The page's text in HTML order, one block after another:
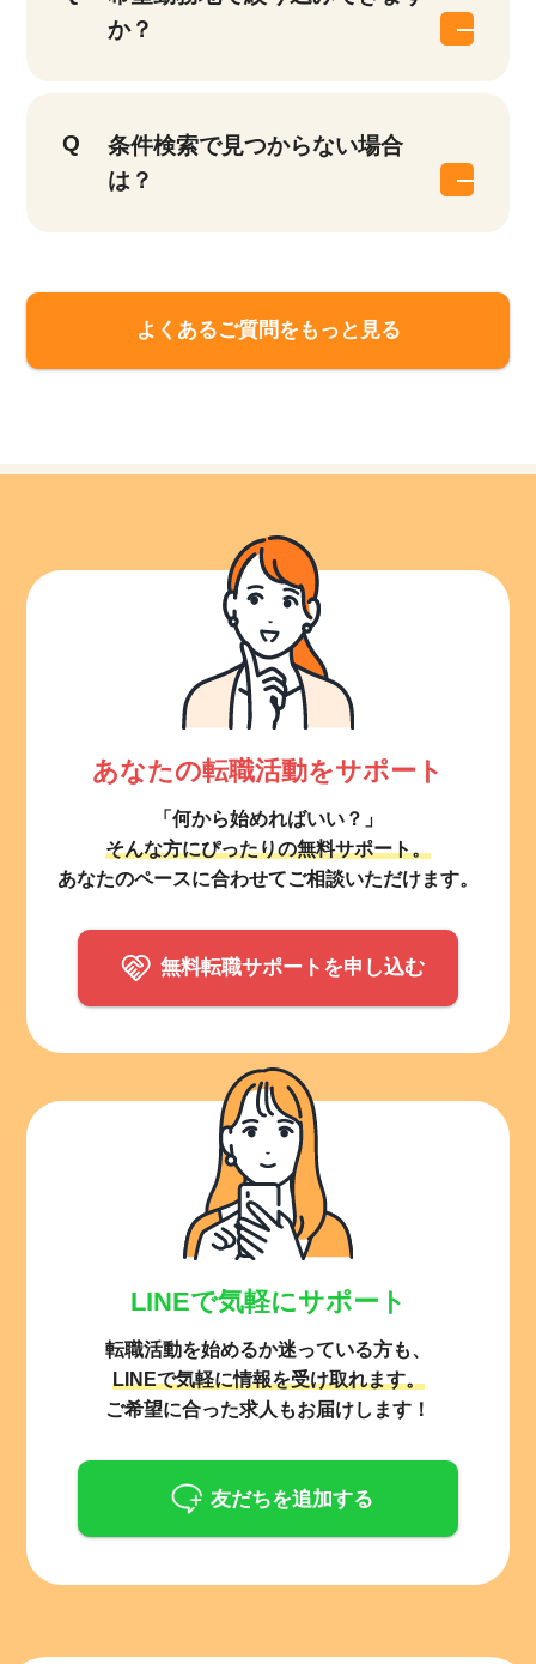
か？
条件検索で見つからない場合
は？
よくあるご質問をもっと見る
あなたの転職活動をサポート
「何から始めればいい？」
そんな方にぴったりの無料サポート。
あなたのペースに合わせてご相談いただけます。
無料転職サポートを申し込む
LINEで気軽にサポート
転職活動を始めるか迷っている方も、
LINEで気軽に情報を受け取れます。
ご希望に合った求人もお届けします！
友だちを追加する